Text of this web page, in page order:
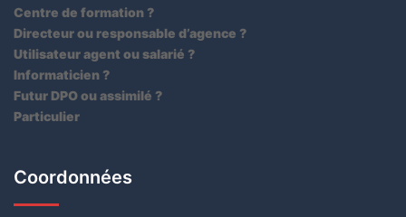
Centre de formation ?
Directeur ou responsable d’agence ?
Utilisateur agent ou salarié ?
Informaticien ?
Futur DPO ou assimilé ?
Particulier
Coordonnées